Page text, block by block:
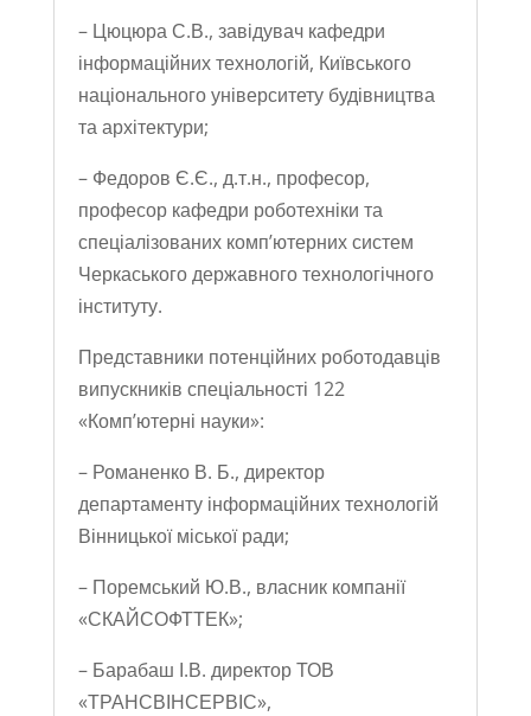
– Цюцюра С.В., завідувач кафедри
інформаційних технологій, Київського
національного університету будівництва
та архітектури;
– Федоров Є.Є., д.т.н., професор,
професор кафедри роботехніки та
спеціалізованих комп’ютерних систем
Черкаського державного технологічного
інституту.
Представники потенційних роботодавців
випускників спеціальності 122
«Комп’ютерні науки»:
– Романенко В. Б., директор
департаменту інформаційних технологій
Вінницької міської ради;
– Поремський Ю.В., власник компанії
«СКАЙСОФТТЕК»;
– Барабаш І.В. директор ТОВ
«ТРАНСВІНСЕРВІС»,